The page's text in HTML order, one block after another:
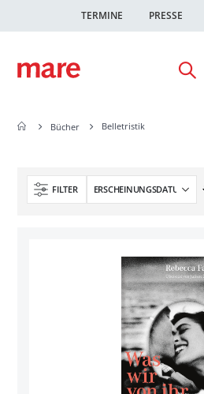
TERMINE PRESSE
Bücher Belletristik
FILTER